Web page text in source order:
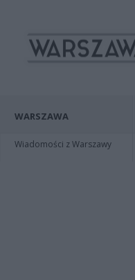
WARSZAWA
Wiadomości z Warszawy